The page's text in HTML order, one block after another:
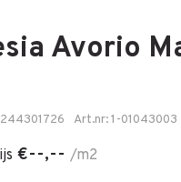
Avorio
Art.nr: 1-01043003
€--,-- /m2